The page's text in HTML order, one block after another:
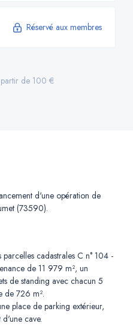
Réservé aux membres
partir de 100 €
d'une opération de
(73590).
cadastrales C n° 104 -
de 11 979 m², un
de standing avec chacun 5
de 726 m².
place de parking extérieur,
cave.